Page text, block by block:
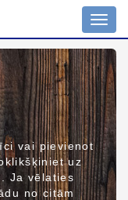
vai pievienot
uz
Ja vēlaties
no citām